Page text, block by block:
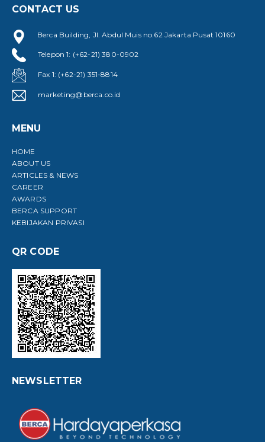
CONTACT US
Berca Building, Jl. Abdul Muis no.62 Jakarta Pusat 10160
Telepon 1: (+62-21) 380-0902
Fax 1: (+62-21) 351-8814
marketing@berca.co.id
MENU
HOME
ABOUT US
ARTICLES & NEWS
CAREER
AWARDS
BERCA SUPPORT
KEBIJAKAN PRIVASI
QR CODE
NEWSLETTER